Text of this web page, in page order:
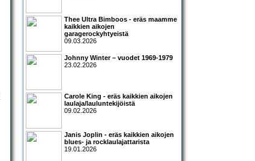
Thee Ultra Bimboos - eräs maamme
kaikkien aikojen
garagerockyhtyeistä
09.03.2026
Johnny Winter – vuodet 1969-1979
23.02.2026
Carole King - eräs kaikkien aikojen
laulaja/lauluntekijöistä
09.02.2026
Janis Joplin - eräs kaikkien aikojen
blues- ja rocklaulajattarista
19.01.2026